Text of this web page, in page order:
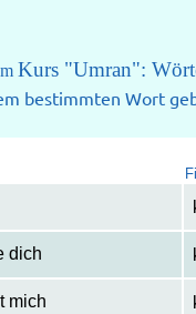
Kurs "Umran":
bestimmten Wort
dich
mich